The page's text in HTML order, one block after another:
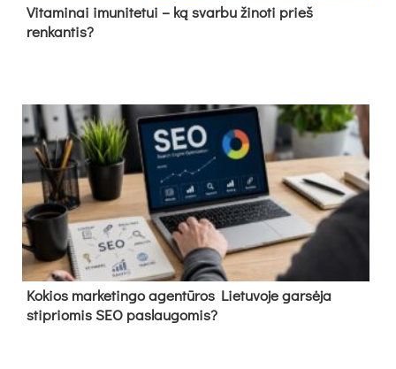
Vitaminai imunitetui – ką svarbu žinoti prieš
renkantis?
Kokios marketingo agentūros Lietuvoje garsėja
stipriomis SEO paslaugomis?